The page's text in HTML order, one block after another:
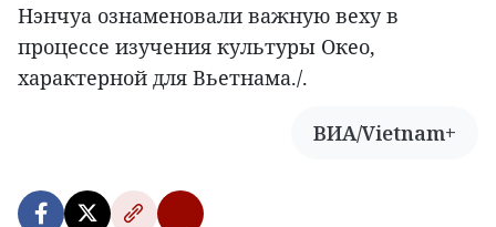
Нэнчуа ознаменовали важную веху в
процессе изучения культуры Окео,
характерной для Вьетнама./.
ВИА/Vietnam+